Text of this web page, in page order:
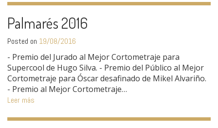
Palmarés 2016
Posted on 19/08/2016
- Premio del Jurado al Mejor Cortometraje para
Supercool de Hugo Silva. - Premio del Público al Mejor
Cortometraje para Óscar desafinado de Mikel Alvariño.
- Premio al Mejor Cortometraje…
Leer más